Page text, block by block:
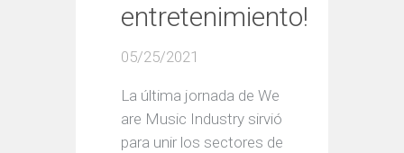
entretenimiento!
05/25/2021
La última jornada de We
are Music Industry sirvió
para unir los sectores de